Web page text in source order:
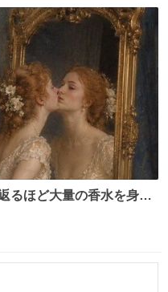
るほど大量の香水を身に
。それでも香水は、髪や
トリア朝の女性達の美容